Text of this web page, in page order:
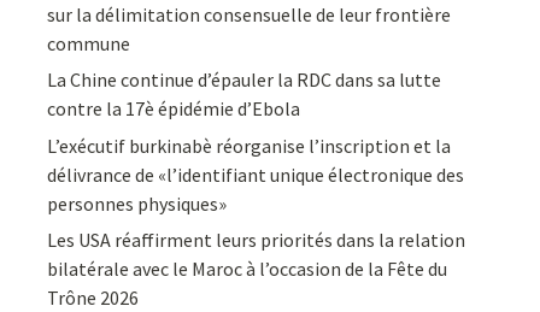
sur la délimitation consensuelle de leur frontière
commune
La Chine continue d’épauler la RDC dans sa lutte
contre la 17è épidémie d’Ebola
L’exécutif burkinabè réorganise l’inscription et la
délivrance de «l’identifiant unique électronique des
personnes physiques»
Les USA réaffirment leurs priorités dans la relation
bilatérale avec le Maroc à l’occasion de la Fête du
Trône 2026